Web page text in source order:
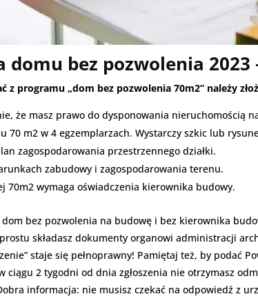
domu bez pozwolenia
z programu „dom bez pozwolenia 70m2” należy
że masz prawo do dysponowania nieruchomością
70 m2 w 4 egzemplarzach. Wystarczy szkic lub
zagospodarowania przestrzennego działki.
zabudowy i zagospodarowania terenu.
70m2 wymaga oświadczenia kierownika budowy.
dom bez pozwolenia na budowę i bez kierownika
składasz dokumenty organowi administracji
staje się pełnoprawny! Pamiętaj też, by
ciągu 2 tygodni od dnia zgłoszenia nie otrzymasz
informacja: nie musisz czekać na odpowiedź z